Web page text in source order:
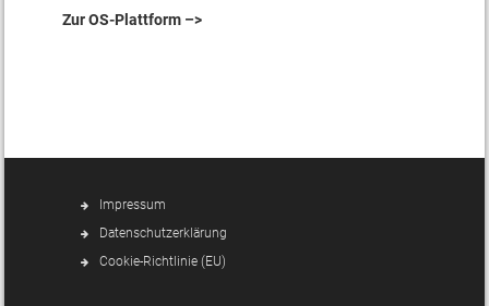
Zur OS-Plattform –>
Impressum
Datenschutzerklärung
Cookie-Richtlinie (EU)